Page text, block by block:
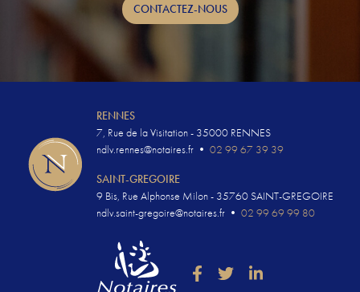
CONTACTEZ-NOUS
RENNES
7, Rue de la Visitation - 35000 RENNES
ndlv.rennes@notaires.fr• 02 99 67 39 39
SAINT-GREGOIRE
9 Bis, Rue Alphonse Milon - 35760 SAINT-GREGOIRE
ndlv.saint-gregoire@notaires.fr• 02 99 69 99 80